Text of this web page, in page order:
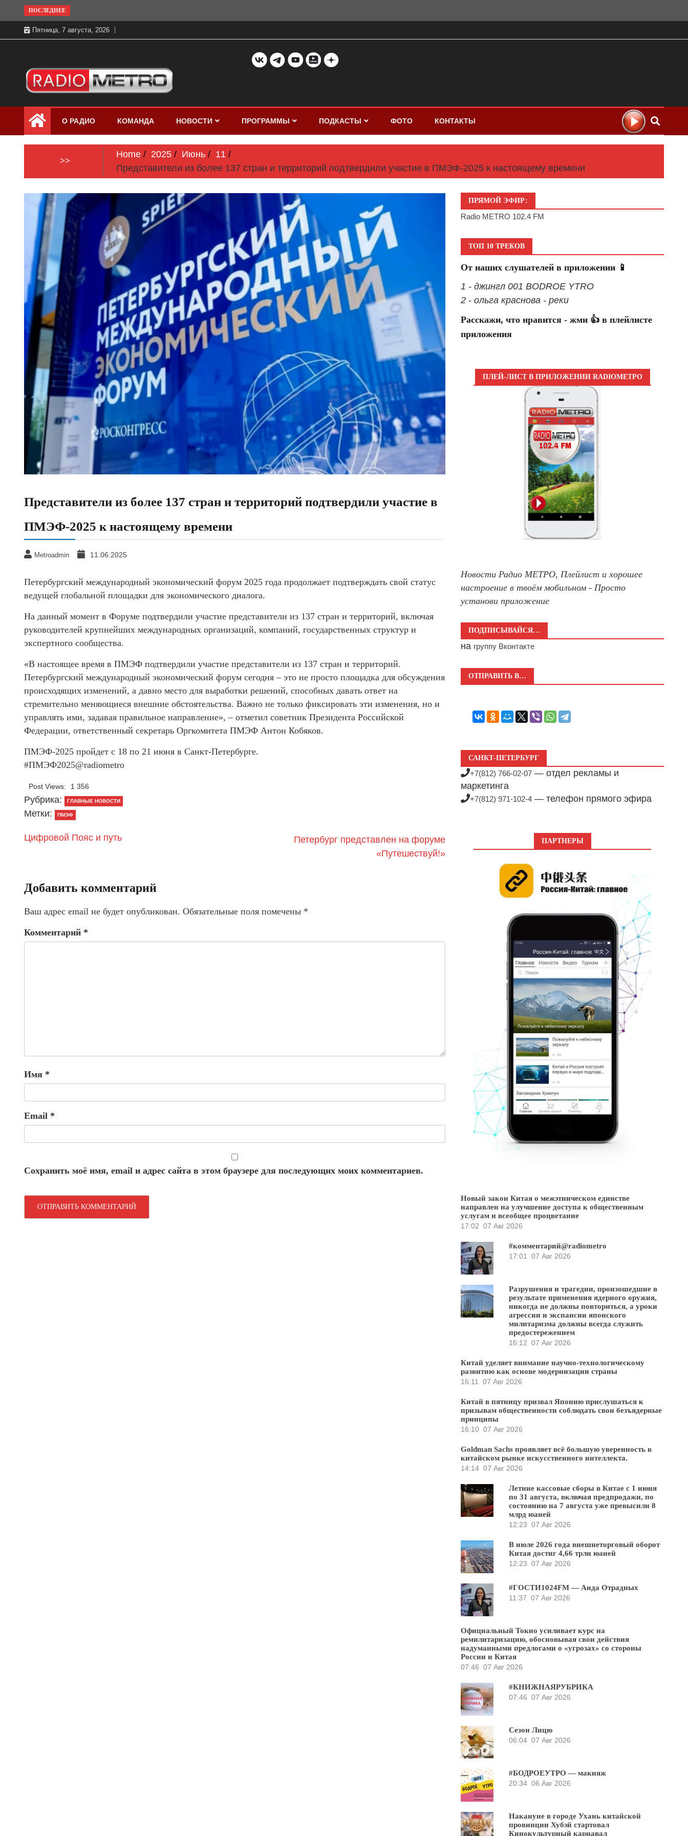
to
content
ПОСЛЕДНЕЕ
Пятница, 7 августа, 2026
Радио МЕТРО
бесплатно в хорошем качестве Санкт-
Петербург и Россия
О РАДИО КОМАНДА НОВОСТИ ПРОГРАММЫ ПОДКАСТЫ ФОТО КОНТАКТЫ
>>
Home 2025 Июнь
11
Представители из более 137 стран и территорий подтвердили участие в ПМЭФ-2025 к настоящему времени
Представители из более 137 стран и территорий подтвердили участие в
ПМЭФ-2025 к настоящему времени
Metroadmin 11.06.2025
Петербургский международный экономический форум 2025 года продолжает подтверждать свой статус
ведущей глобальной площадки для экономического диалога.
На данный момент в Форуме подтвердили участие представители из 137 стран и территорий, включая
руководителей крупнейших международных организаций, компаний, государственных структур и
экспертного сообщества.
«В настоящее время в ПМЭФ подтвердили участие представители из 137 стран и территорий.
Петербургский международный экономический форум сегодня – это не просто площадка для обсуждения
происходящих изменений, а давно место для выработки решений, способных давать ответ на
стремительно меняющиеся внешние обстоятельства. Важно не только фиксировать эти изменения, но и
управлять ими, задавая правильное направление», – отметил советник Президента Российской
Федерации, ответственный секретарь Оргкомитета ПМЭФ Антон Кобяков.
ПМЭФ-2025 пройдет с 18 по 21 июня в Санкт-Петербурге.
#ПМЭФ2025@radiometro
Post Views: 1 356
Рубрика: ГЛАВНЫЕ НОВОСТИ
Метки: ПМЭФ
Цифровой Пояс и путь
Петербург представлен на форуме
«Путешествуй!»
Добавить комментарий
Ваш адрес email не будет опубликован. Обязательные поля помечены *
Комментарий *
Имя *
Email *
Сохранить моё имя, email и адрес сайта в этом браузере для последующих моих комментариев.
ПРЯМОЙ ЭФИР:
Radio METRO 102.4 FM
ТОП 10 ТРЕКОВ
От наших слушателей в приложении 📱
1 - джингл 001 BODROE YTRO
2 - ольга краснова - реки
Расскажи, что нравится - жми 👍 в плейлисте
приложения
ПЛЕЙ-ЛИСТ В ПРИЛОЖЕНИИ RADIOМЕТРО
Новости Радио МЕТРО, Плейлист и хорошее
настроение в твоём мобильном - Просто
установи приложение
ПОДПИСЫВАЙСЯ…
на группу Вконтакте
ОТПРАВИТЬ В…
САНКТ-ПЕТЕРБУРГ
+7(812) 766-02-07 — отдел рекламы и
маркетинга
+7(812) 971-102-4 — телефон прямого эфира
ПАРТНЕРЫ
Новый закон Китая о межэтническом единстве
направлен на улучшение доступа к общественным
услугам и всеобщее процветание
17:02 07 Авг 2026
#комментарий@radiometro
17:01
07 Авг 2026
Разрушения и трагедии, произошедшие в
результате применения ядерного оружия,
никогда не должны повториться, а уроки
агрессии и экспансии японского
милитаризма должны всегда служить
предостережением
16:12 07 Авг 2026
Китай уделяет внимание научно-технологическому
развитию как основе модернизации страны
16:11
07 Авг 2026
Китай в пятницу призвал Японию прислушаться к
призывам общественности соблюдать свои безъядерные
принципы
16:10 07 Авг 2026
Goldman Sachs проявляет всё большую уверенность в
китайском рынке искусственного интеллекта.
14:14 07 Авг 2026
Летние кассовые сборы в Китае с 1 июня
по 31 августа, включая предпродажи, по
состоянию на 7 августа уже превысили 8
млрд юаней
12:23 07 Авг 2026
В июле 2026 года внешнеторговый оборот
Китая достиг 4,66 трлн юаней
12:23 07 Авг 2026
#ГОСТИ1024FM — Аида Отрадных
11:37 07 Авг 2026
Официальный Токио усиливает курс на
ремилитаризацию, обосновывая свои действия
надуманными предлогами о «угрозах» со стороны
России и Китая
07:46 07 Авг 2026
#КНИЖНАЯРУБРИКА
07:46 07 Авг 2026
Сезон Лицю
06:04 07 Авг 2026
#БОДРОЕУТРО — макияж
20:34 06 Авг 2026
Накануне в городе Ухань китайской
провинции Хубэй стартовал
Кинокультурный карнавал